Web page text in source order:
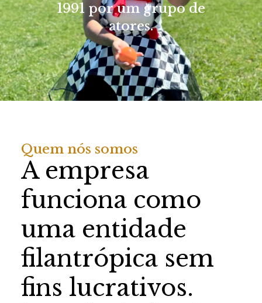
1991 por um grupo de
atores.
Quem nós somos
A empresa
funciona como
uma entidade
filantrópica sem
fins lucrativos.